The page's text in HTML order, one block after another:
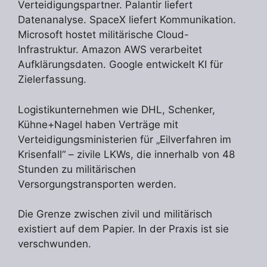
Verteidigungspartner. Palantir liefert
Datenanalyse. SpaceX liefert Kommunikation.
Microsoft hostet militärische Cloud-
Infrastruktur. Amazon AWS verarbeitet
Aufklärungsdaten. Google entwickelt KI für
Zielerfassung.
Logistikunternehmen wie DHL, Schenker,
Kühne+Nagel haben Verträge mit
Verteidigungsministerien für „Eilverfahren im
Krisenfall“ – zivile LKWs, die innerhalb von 48
Stunden zu militärischen
Versorgungstransporten werden.
Die Grenze zwischen zivil und militärisch
existiert auf dem Papier. In der Praxis ist sie
verschwunden.